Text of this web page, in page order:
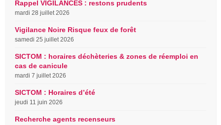
Rappel VIGILANCES : restons prudents
mardi 28 juillet 2026
Vigilance Noire Risque feux de forêt
samedi 25 juillet 2026
SICTOM : horaires déchèteries & zones de réemploi en
cas de canicule
mardi 7 juillet 2026
SICTOM : Horaires d’été
jeudi 11 juin 2026
Recherche agents recenseurs